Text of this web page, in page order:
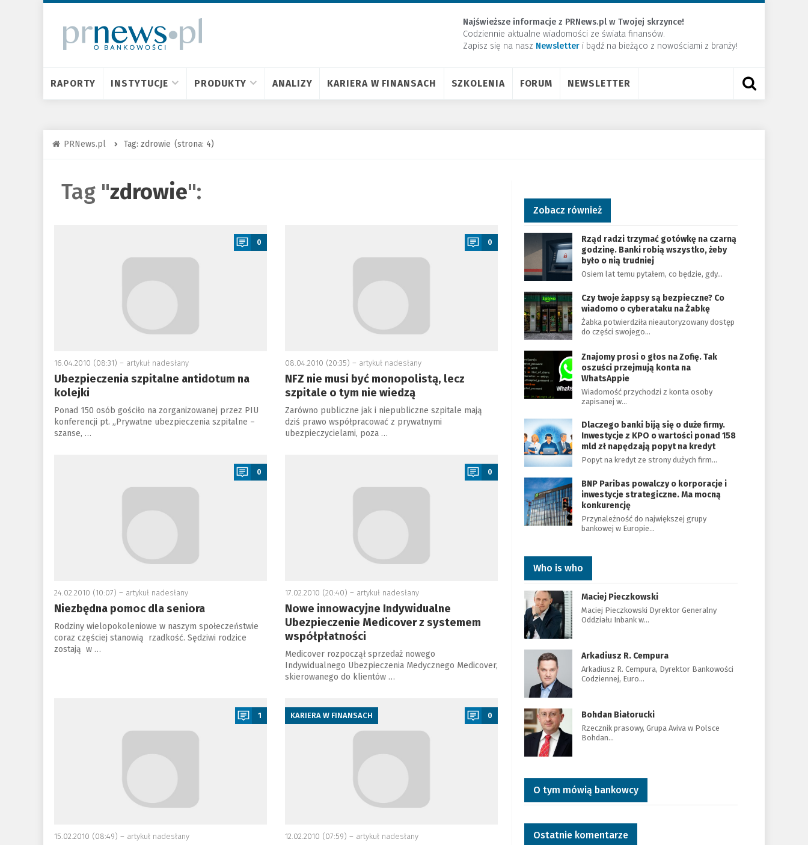
Najświeższe informacje z PRNews.pl w Twojej skrzynce!
Codziennie aktualne wiadomości ze świata finansów.
Zapisz się na nasz Newsletter ​i bądź na bieżąco z nowościami z branży!
RAPORTY INSTYTUCJE PRODUKTY ANALIZY KARIERA W FINANSACH SZKOLENIA FORUM NEWSLETTER
PRNews.pl Tag: zdrowie (strona: 4)
Tag "zdrowie":
0
16.04.2010 (08:31) – artykuł nadesłany
Ubezpieczenia szpitalne antidotum na
kolejki
Ponad 150 osób gościło na zorganizowanej przez PIU
konferencji pt. „Prywatne ubezpieczenia szpitalne –
szanse, …
0
08.04.2010 (20:35) – artykuł nadesłany
NFZ nie musi być monopolistą, lecz
szpitale o tym nie wiedzą
Zarówno publiczne jak i niepubliczne szpitale mają
dziś prawo współpracować z prywatnymi
ubezpieczycielami, poza …
0
24.02.2010 (10:07) – artykuł nadesłany
Niezbędna pomoc dla seniora
Rodziny wielopokoleniowe w naszym społeczeństwie
coraz częściej stanowią rzadkość. Sędziwi rodzice
zostają w …
0
17.02.2010 (20:40) – artykuł nadesłany
Nowe innowacyjne Indywidualne
Ubezpieczenie Medicover z systemem
współpłatności
Medicover rozpoczął sprzedaż nowego
Indywidualnego Ubezpieczenia Medycznego Medicover,
skierowanego do klientów …
1
15.02.2010 (08:49) – artykuł nadesłany
KARIERA W FINANSACH 0
12.02.2010 (07:59) – artykuł nadesłany
Zobacz również
Rząd radzi trzymać gotówkę na czarną
godzinę. Banki robią wszystko, żeby
było o nią trudniej
Osiem lat temu pytałem, co będzie, gdy…
Czy twoje żappsy są bezpieczne? Co
wiadomo o cyberataku na Żabkę
Żabka potwierdziła nieautoryzowany dostęp
do części swojego…
Znajomy prosi o głos na Zofię. Tak
oszuści przejmują konta na
WhatsAppie
Wiadomość przychodzi z konta osoby
zapisanej w…
Dlaczego banki biją się o duże firmy.
Inwestycje z KPO o wartości ponad 158
mld zł napędzają popyt na kredyt
Popyt na kredyt ze strony dużych firm…
BNP Paribas powalczy o korporacje i
inwestycje strategiczne. Ma mocną
konkurencję
Przynależność do największej grupy
bankowej w Europie…
Who is who
Maciej Pieczkowski
Maciej Pieczkowski Dyrektor Generalny
Oddziału Inbank w…
Arkadiusz R. Cempura
Arkadiusz R. Cempura, Dyrektor Bankowości
Codziennej, Euro…
Bohdan Białorucki
Rzecznik prasowy, Grupa Aviva w Polsce
Bohdan…
O tym mówią bankowcy
Ostatnie komentarze